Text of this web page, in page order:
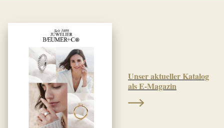
Unser aktueller Katalog
als E-Magazin